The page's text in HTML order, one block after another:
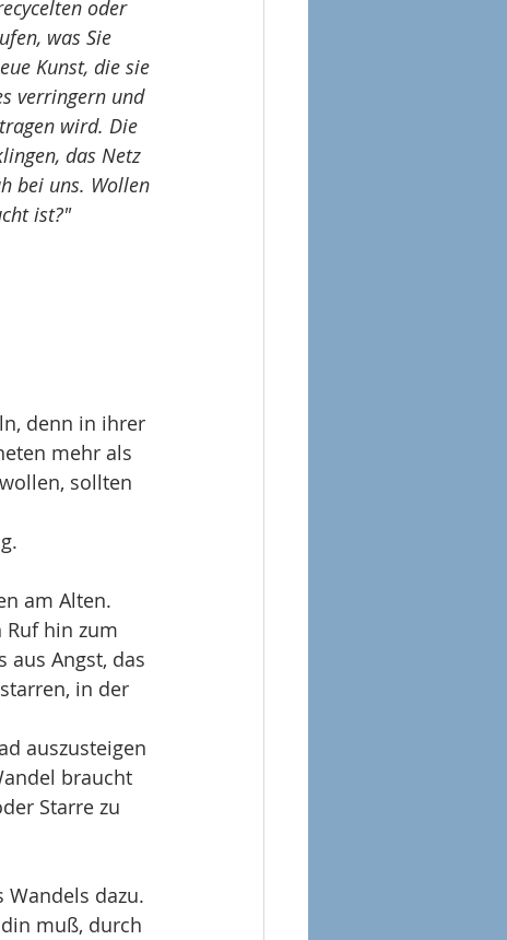
oder
was Sie
Kunst, die sie
verringern und
wird. Die
das Netz
bei uns. Wollen
ist?"
denn in ihrer
mehr als
sollten
am Alten.
hin zum
aus Angst, das
in der
auszusteigen
braucht
Starre zu
Wandels dazu.
muß, durch